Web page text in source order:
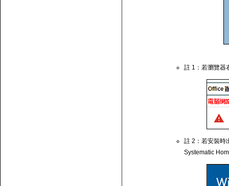
註 1：若瀏覽器
註 2：若安裝時
Systematic